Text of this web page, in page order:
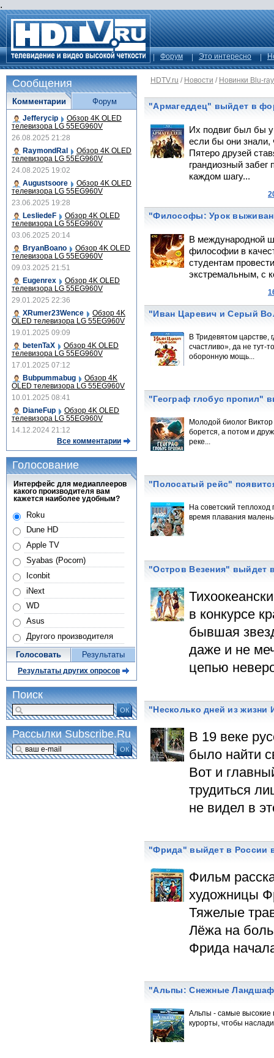
.
Форум Это интересно
HDTV.ru / Новости / Новинки Blu-ray
"Армагеддец" выйдет в
Их подвиг был бы
если бы они знали,
Пятеро друзей
грандиозный забег
каждом шагу...
"Философы: Урок
В международной
философии в
студентам
экстремальным, с
"Иван Царевич и Серый
В Тридевятом царстве,
счастливо», да не
оборонную мощь...
"Географ глобус пропил"
Молодой биолог
борется, а потом и
реке...
"Полосатый рейс"
На советский
время плавания
"Остров Везения" выйдет
в конкурсе
бывшая
даже и не
цепью
"Несколько дней из
В 19 веке
было найти
Вот и
трудиться
не видел в
"Фрида" выйдет в России
Фильм
художницы
Тяжелые
Лёжа на
Фрида
"Альпы: Снежные
Альпы - самые высокие
курорты, чтобы
Сообщения
Комментарии
Jefferycip Обзор 4K OLED
телевизора LG 55EG960V
26.08.2025 21:28
RaymondRal
Обзор 4K OLED
телевизора LG 55EG960V
24.08.2025 19:02
Augustsoore
Обзор 4K OLED
телевизора LG 55EG960V
23.06.2025 19:28
LesliedeF
Обзор 4K OLED
телевизора LG 55EG960V
03.06.2025 20:14
BryanBoano
Обзор 4K OLED
телевизора LG 55EG960V
09.03.2025 21:51
Eugenrex
Обзор 4K OLED
телевизора LG 55EG960V
29.01.2025 22:36
XRumer23Wence
Обзор 4K
OLED телевизора LG 55EG960V
19.01.2025 09:09
betenTaX
Обзор 4K OLED
телевизора LG 55EG960V
17.01.2025 07:12
Bubpummabug
Обзор 4K
OLED телевизора LG 55EG960V
10.01.2025 08:41
DianeFup
Обзор 4K OLED
телевизора LG 55EG960V
14.12.2024 21:12
Все комментарии
Форум
Голосование
Интерфейс для медиаплееров
какого производителя вам
кажется наиболее удобным?
Roku
Dune HD
Apple TV
Syabas (Pocorn)
Iconbit
iNext
WD
Asus
Другого производителя
Голосовать Результаты
Результаты других опросов
Поиск
ОК
Рассылки Subscribe.Ru
ОК